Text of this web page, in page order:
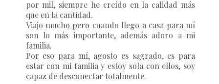
por mil, siempre he creído en la calidad más
que en la cantidad.
Viajo mucho pero cuando llego a casa para mí
son lo más importante, además adoro a mi
familia.
Por eso para mí, agosto es sagrado, es para
estar con mi familia y estoy sola con ellos, soy
capaz de desconectar totalmente.